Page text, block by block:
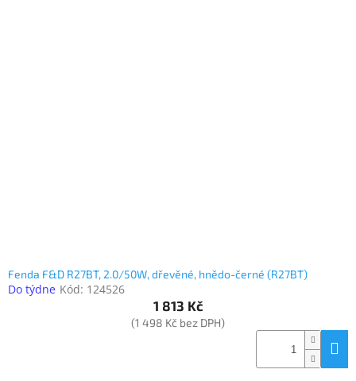
Fenda F&D R27BT, 2.0/50W, dřevěné, hnědo-černé (R27BT)
Do týdne Kód: 124526
1 813 Kč
(1 498 Kč bez DPH)